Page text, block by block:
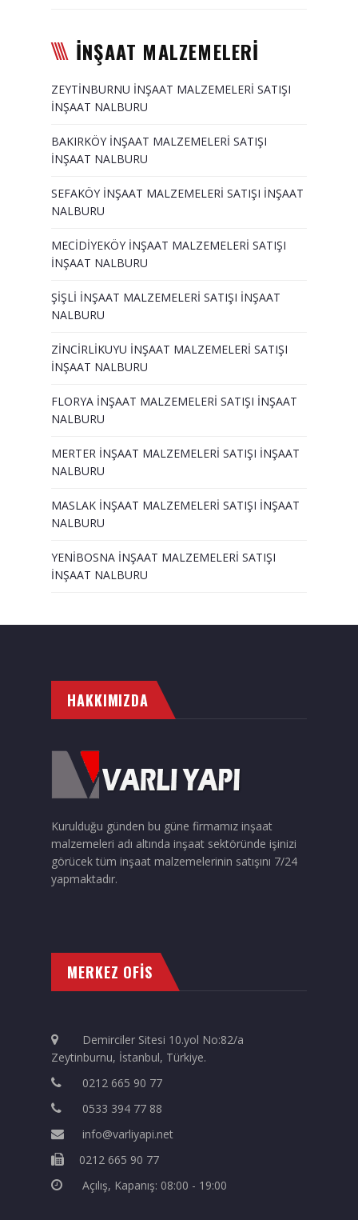
İNŞAAT MALZEMELERİ
ZEYTİNBURNU İNŞAAT MALZEMELERİ SATIŞI
İNŞAAT NALBURU
BAKIRKÖY İNŞAAT MALZEMELERİ SATIŞI
İNŞAAT NALBURU
SEFAKÖY İNŞAAT MALZEMELERİ SATIŞI İNŞAAT
NALBURU
MECİDİYEKÖY İNŞAAT MALZEMELERİ SATIŞI
İNŞAAT NALBURU
ŞİŞLİ İNŞAAT MALZEMELERİ SATIŞI İNŞAAT
NALBURU
ZİNCİRLİKUYU İNŞAAT MALZEMELERİ SATIŞI
İNŞAAT NALBURU
FLORYA İNŞAAT MALZEMELERİ SATIŞI İNŞAAT
NALBURU
MERTER İNŞAAT MALZEMELERİ SATIŞI İNŞAAT
NALBURU
MASLAK İNŞAAT MALZEMELERİ SATIŞI İNŞAAT
NALBURU
YENİBOSNA İNŞAAT MALZEMELERİ SATIŞI
İNŞAAT NALBURU
HAKKIMIZDA
Kurulduğu günden bu güne firmamız inşaat
malzemeleri adı altında inşaat sektöründe işinizi
görücek tüm inşaat malzemelerinin satışını 7/24
yapmaktadır.
MERKEZ OFİS
Demirciler Sitesi 10.yol No:82/a
Zeytinburnu, İstanbul, Türkiye.
0212 665 90 77
0533 394 77 88
info@varliyapi.net
0212 665 90 77
Açılış, Kapanış: 08:00 - 19:00